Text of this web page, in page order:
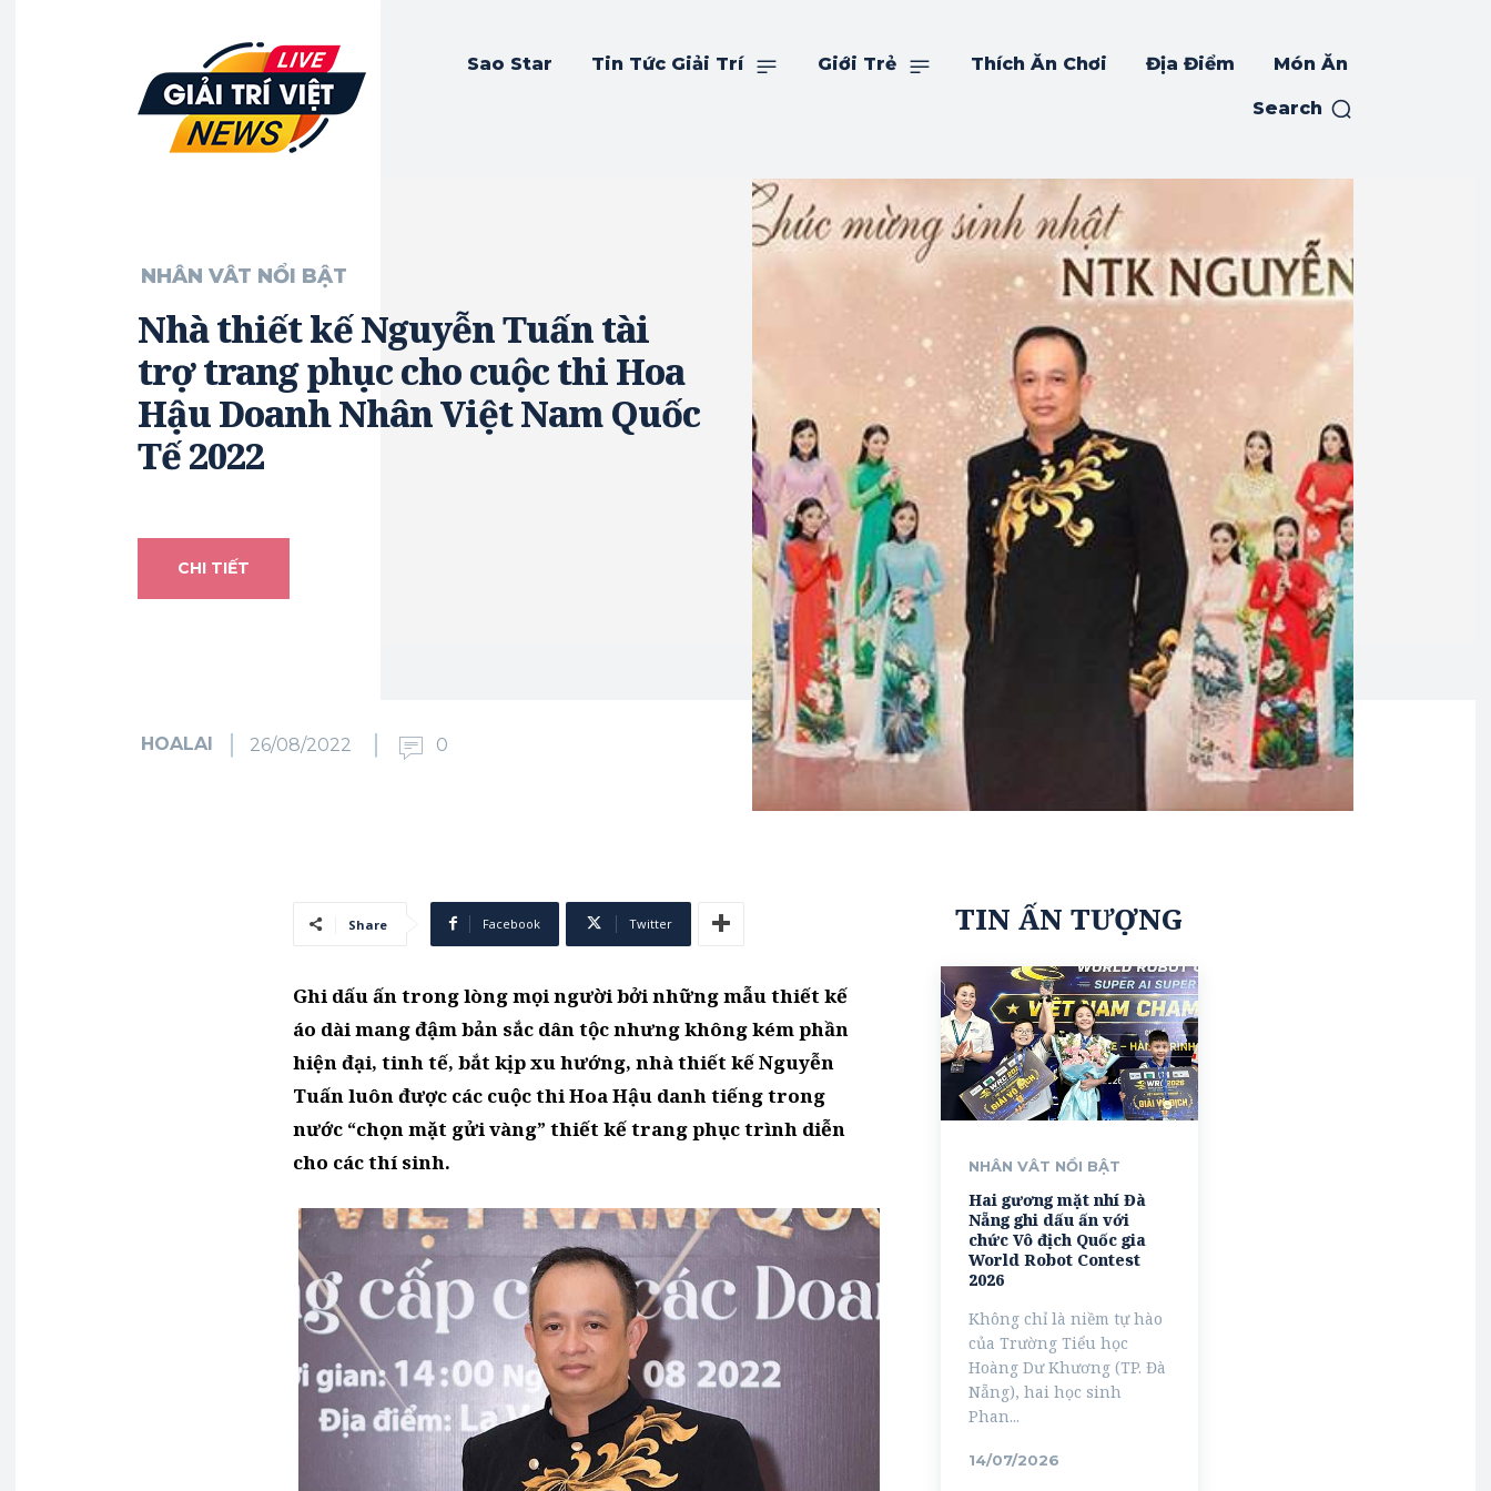
Sao Star Tin Tức Giải Trí Giới Trẻ Thích Ăn Chơi Địa Điểm Món Ăn
Search
NHÂN VÂT NỔI BẬT
Nhà thiết kế Nguyễn Tuấn tài
trợ trang phục cho cuộc thi Hoa
Hậu Doanh Nhân Việt Nam Quốc
Tế 2022
CHI TIẾT
HOALAI 26/08/2022 0
Share Facebook Twitter
Ghi dấu ấn trong lòng mọi người bởi những mẫu thiết kế
áo dài mang đậm bản sắc dân tộc nhưng không kém phần
hiện đại, tinh tế, bắt kịp xu hướng, nhà thiết kế Nguyễn
Tuấn luôn được các cuộc thi Hoa Hậu danh tiếng trong
nước “chọn mặt gửi vàng” thiết kế trang phục trình diễn
cho các thí sinh.
TIN ẤN TƯỢNG
NHÂN VÂT NỔI BẬT
Hai gương mặt nhí Đà
Nẵng ghi dấu ấn với
chức Vô địch Quốc gia
World Robot Contest
2026
Không chỉ là niềm tự hào
của Trường Tiểu học
Hoàng Dư Khương (TP. Đà
Nẵng), hai học sinh
Phan...
14/07/2026